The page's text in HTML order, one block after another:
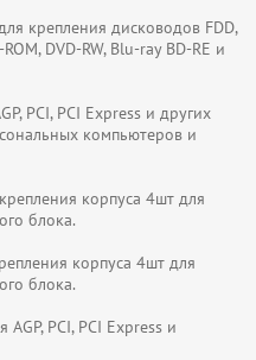
крепления дисководов FDD,
DVD-RW, Blu-ray BD-RE и
PCI, PCI Express и других
компьютеров и
корпуса 4шт для
блока.
корпуса 4шт для
блока.
PCI, PCI Express и